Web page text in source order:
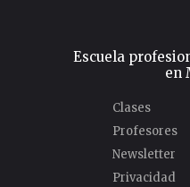
Escuela
en
Clases
Profesores
Newsletter
Privacidad